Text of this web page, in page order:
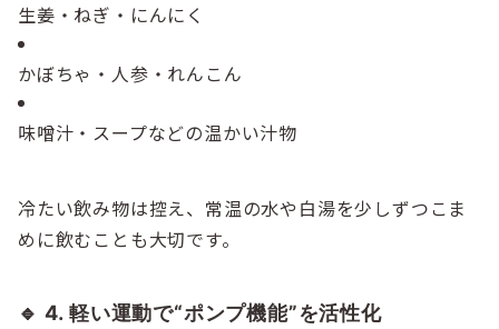
生姜・ねぎ・にんにく
かぼちゃ・人参・れんこん
味噌汁・スープなどの温かい汁物
冷たい飲み物は控え、常温の水や白湯を少しずつこま
めに飲むことも大切です。
🔹 4. 軽い運動で“ポンプ機能”を活性化